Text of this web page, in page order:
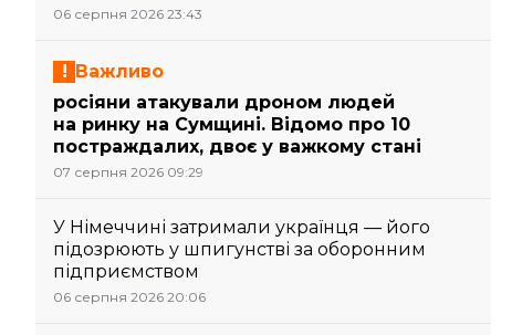
06 серпня 2026 23:43
Важливо
росіяни атакували дроном людей
на ринку на Сумщині. Відомо про 10
постраждалих, двоє у важкому стані
07 серпня 2026 09:29
У Німеччині затримали українця — його
підозрюють у шпигунстві за оборонним
підприємством
06 серпня 2026 20:06